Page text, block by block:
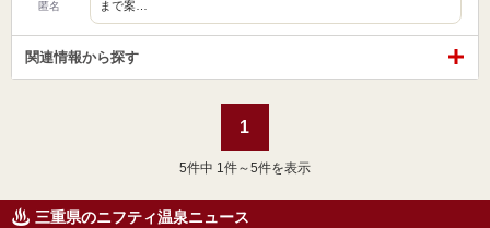
匿名 まで案…
関連情報から探す
1
5件中 1件～5件を表示
三重県のニフティ温泉ニュース